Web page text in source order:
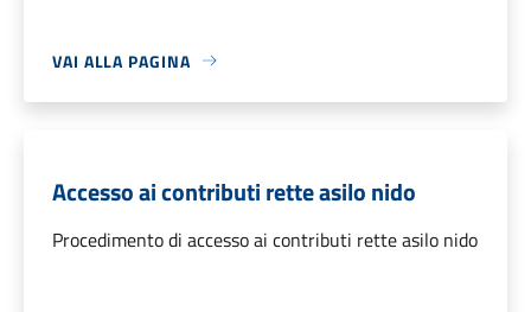
VAI ALLA PAGINA
Accesso ai contributi rette asilo nido
Procedimento di accesso ai contributi rette asilo nido